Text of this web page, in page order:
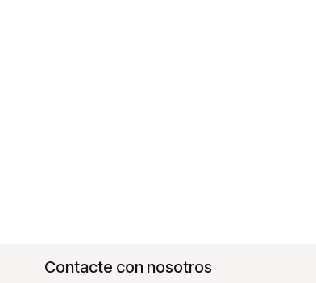
Contacte con nosotros